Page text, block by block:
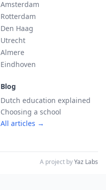
Amsterdam
Rotterdam
Den Haag
Utrecht
Almere
Eindhoven
Blog
Dutch education explained
Choosing a school
All articles →
A project byYaz Labs